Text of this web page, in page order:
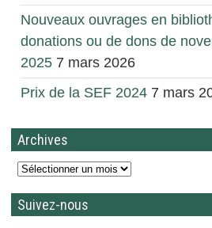
Nouveaux ouvrages en
donations ou de dons de
2025 7 mars 2026
Prix de la SEF 2024 7 mars
Archives
Suivez-nous